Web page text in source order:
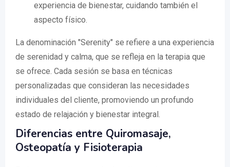
experiencia de bienestar, cuidando también el
aspecto físico.
La denominación "Serenity" se refiere a una experiencia
de serenidad y calma, que se refleja en la terapia que
se ofrece. Cada sesión se basa en técnicas
personalizadas que consideran las necesidades
individuales del cliente, promoviendo un profundo
estado de relajación y bienestar integral.
Diferencias entre Quiromasaje,
Osteopatía y Fisioterapia